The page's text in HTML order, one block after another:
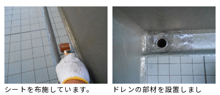
シートを布施しています。
ドレンの部材を設置しまし